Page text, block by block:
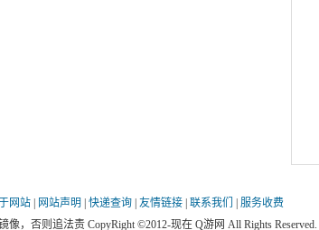
网站 网站声明 快递查询 友情链接 联系我们
服务收费
像，否则追法责 CopyRight ©2012-现在 Q游网 All Rights Reserved.